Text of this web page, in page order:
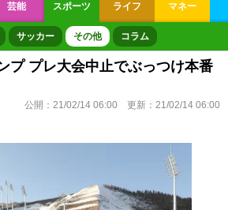
芸能 スポーツ ライフ マネー
オートレース
サッカー その他 コラム
プ プレ大会中止でぶっつけ本番
公開： 21/02/14 06:00 更新： 21/02/14 06:00